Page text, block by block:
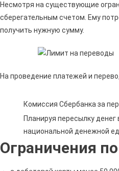
Несмотря на существующие
сберегательным счетом. Ему
получить нужную сумму.
На проведение платежей и
Комиссия Сбербанка за
Планируя пересылку
национальной денежной
Ограничения